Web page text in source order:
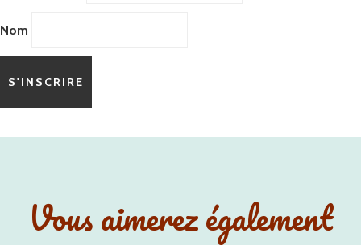
Nom
Vous aimerez également